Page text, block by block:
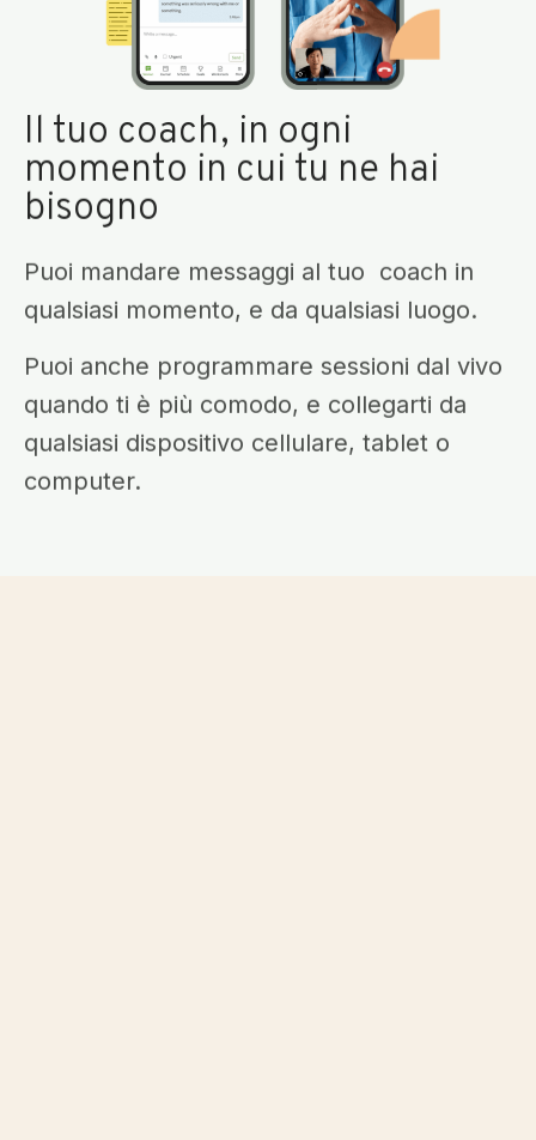
Il tuo coach, in ogni
momento in cui tu ne hai
bisogno
Puoi mandare messaggi al tuo coach in
qualsiasi momento, e da qualsiasi luogo.
Puoi anche programmare sessioni dal vivo
quando ti è più comodo, e collegarti da
qualsiasi dispositivo cellulare, tablet o
computer.